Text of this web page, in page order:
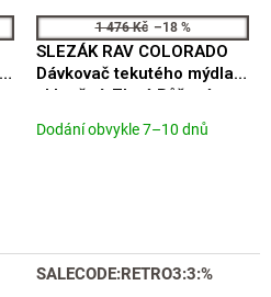
1 476 Kč –18 %
SLEZÁK RAV COLORADO
Dávkovač tekutého mýdla
skleněný, Zlatá Růžová -
kartáčovaná COA0303ZRK
Dodání obvykle 7–10 dnů
SALECODE:RETRO3:3:%